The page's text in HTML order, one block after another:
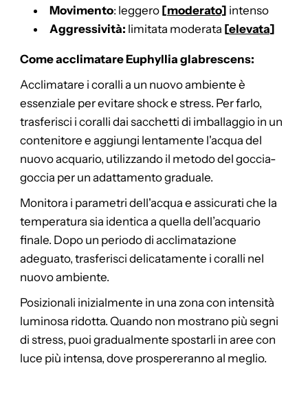
Movimento: leggero [moderato] intenso
Aggressività: limitata moderata [elevata]
Come acclimatare Euphyllia glabrescens:
Acclimatare i coralli a un nuovo ambiente è
essenziale per evitare shock e stress. Per farlo,
trasferisci i coralli dai sacchetti di imballaggio in un
contenitore e aggiungi lentamente l'acqua del
nuovo acquario, utilizzando il metodo del goccia-
goccia per un adattamento graduale.
Monitora i parametri dell'acqua e assicurati che la
temperatura sia identica a quella dell’acquario
finale. Dopo un periodo di acclimatazione
adeguato, trasferisci delicatamente i coralli nel
nuovo ambiente.
Posizionali inizialmente in una zona con intensità
luminosa ridotta. Quando non mostrano più segni
di stress, puoi gradualmente spostarli in aree con
luce più intensa, dove prospereranno al meglio.